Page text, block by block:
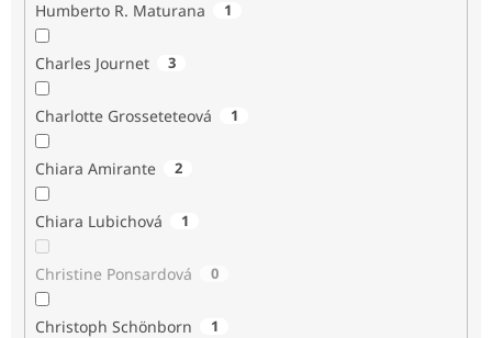
Humberto R. Maturana 1
Charles Journet 3
Charlotte Grosseteteová 1
Chiara Amirante 2
Chiara Lubichová 1
Christine Ponsardová 0
Christoph Schönborn 1